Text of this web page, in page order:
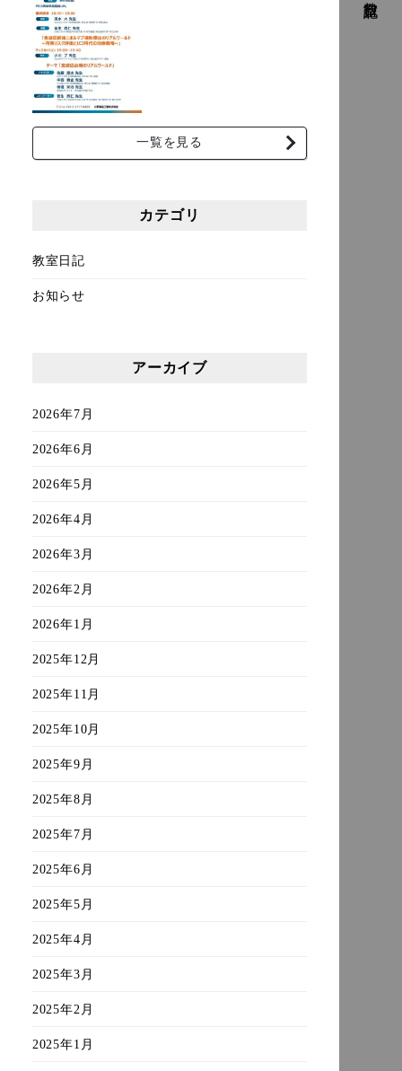
一覧を見る
カテゴリ
教室日記
お知らせ
アーカイブ
2026年7月
2026年6月
2026年5月
2026年4月
2026年3月
2026年2月
2026年1月
2025年12月
2025年11月
2025年10月
2025年9月
2025年8月
2025年7月
2025年6月
2025年5月
2025年4月
2025年3月
2025年2月
2025年1月